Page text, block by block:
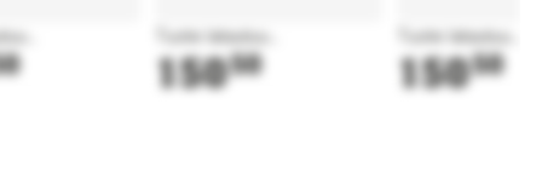
Tuote latautuu...
15050
Tuote latautuu...
15050